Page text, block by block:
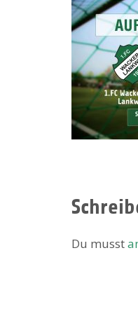
Du musst